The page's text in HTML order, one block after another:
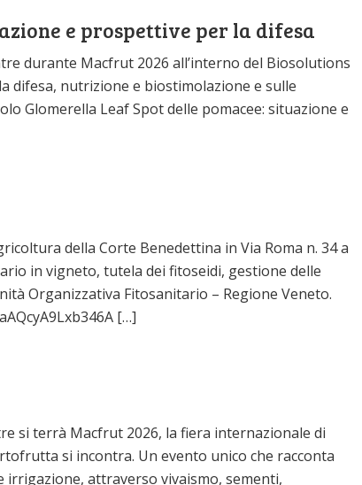
e prospettive per la difesa
durante Macfrut 2026 all’interno del Biosolutions
difesa, nutrizione e biostimolazione e sulle
Glomerella Leaf Spot delle pomacee: situazione e
della Corte Benedettina in Via Roma n. 34 a
in vigneto, tutela dei fitoseidi, gestione delle
Organizzativa Fitosanitario – Regione Veneto.
[…]
si terrà Macfrut 2026, la fiera internazionale di
si incontra. Un evento unico che racconta
irrigazione, attraverso vivaismo, sementi,